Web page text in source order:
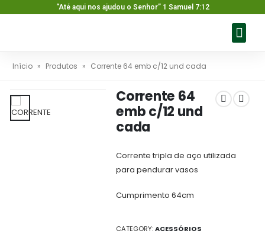
“Até aqui nos ajudou o Senhor” 1 Samuel 7:12
Início » Produtos » Corrente 64 emb c/12 und cada
Corrente 64
emb c/12 und
cada
Corrente tripla de aço utilizada
para pendurar vasos
Cumprimento 64cm
CATEGORY:ACESSÓRIOS